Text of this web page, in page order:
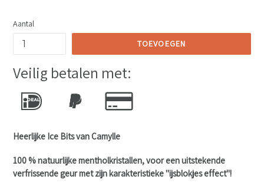
Aantal
TOEVOEGEN
Veilig betalen met:
Heerlijke Ice Bits van Camylle
100 % natuurlijke mentholkristallen, voor een uitstekende
verfrissende geur met zijn karakteristieke ''ijsblokjes effect''!